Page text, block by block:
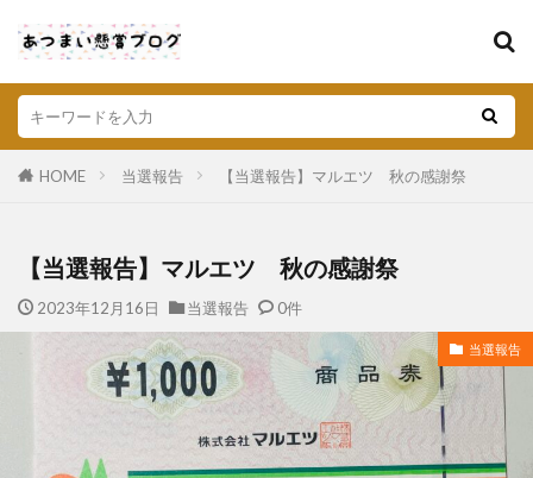
HOME 当選報告 【当選報告】マルエツ 秋の感謝祭
【当選報告】マルエツ 秋の感謝祭
2023年12月16日 当選報告 0件
当選報告